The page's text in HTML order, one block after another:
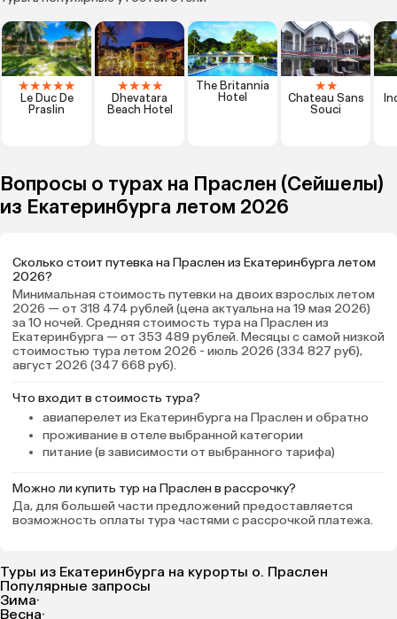
★★★★★
Le Duc De
Praslin
★★★★
Dhevatara
Beach Hotel
The Britannia
Hotel
★★
Chateau Sans
Souci
Вопросы о турах на Праслен (Сейшелы)
из Екатеринбурга летом 2026
Сколько стоит путевка на Праслен из Екатеринбурга летом
2026?
Минимальная стоимость путевки на двоих взрослых летом
2026 — от 318 474 рублей (цена актуальна на 19 мая 2026)
за 10 ночей. Средняя стоимость тура на Праслен из
Екатеринбурга — от 353 489 рублей. Месяцы с самой низкой
стоимостью тура летом 2026 - июль 2026 (334 827 руб),
август 2026 (347 668 руб).
Что входит в стоимость тура?
авиаперелет из Екатеринбурга на Праслен и обратно
проживание в отеле выбранной категории
питание (в зависимости от выбранного тарифа)
Можно ли купить тур на Праслен в рассрочку?
Да, для большей части предложений предоставляется
возможность оплаты тура частями с рассрочкой платежа.
Туры из Екатеринбурга на курорты о. Праслен
Популярные запросы
Зима·
Весна·